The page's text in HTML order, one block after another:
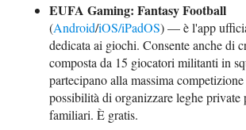
EUFA Gaming: Fantasy Football
(Android/iOS/iPadOS) — è l'app
dedicata ai giochi. Consente anche di
composta da 15 giocatori militanti in
partecipano alla massima
possibilità di organizzare leghe private
familiari. È gratis.